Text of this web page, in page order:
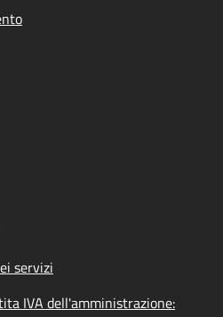
servizi
IVA dell'amministrazione: